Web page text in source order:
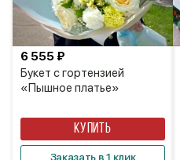
Букет с гортензией
«Пышное платье»
6 555 ₽
КУПИТЬ
Заказать в 1 клик